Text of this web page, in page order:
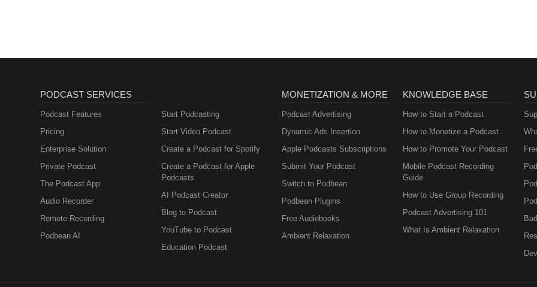
PODCAST SERVICES
Podcast Features
Pricing
Enterprise Solution
Private Podcast
The Podcast App
Audio Recorder
Remote Recording
Podbean AI
Start Podcasting
Start Video Podcast
Create a Podcast for Spotify
Create a Podcast for Apple
Podcasts
AI Podcast Creator
Blog to Podcast
YouTube to Podcast
Education Podcast
MONETIZATION & MORE
Podcast Advertising
Dynamic Ads Insertion
Apple Podcasts Subscriptions
Submit Your Podcast
Switch to Podbean
Podbean Plugins
Free Audiobooks
Ambient Relaxation
KNOWLEDGE BASE
How to Start a Podcast
How to Monetize a Podcast
How to Promote Your Podcast
Mobile Podcast Recording
Guide
How to Use Group Recording
Podcast Advertising 101
What Is Ambient Relaxation